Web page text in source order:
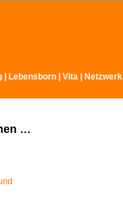
Lebensborn Vita Netzwerk
…